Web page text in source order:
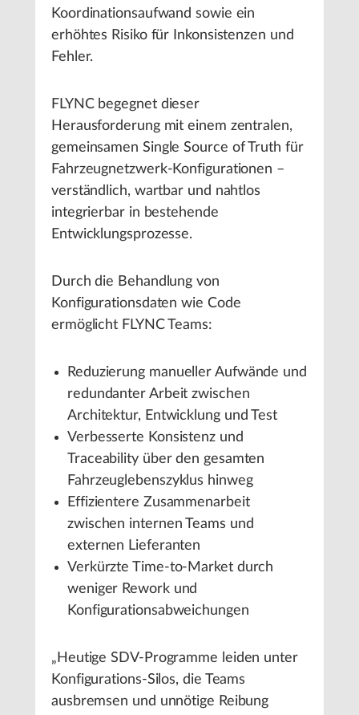
Koordinationsaufwand sowie ein
erhöhtes Risiko für Inkonsistenzen und
Fehler.
FLYNC begegnet dieser
Herausforderung mit einem zentralen,
gemeinsamen Single Source of Truth für
Fahrzeugnetzwerk-Konfigurationen –
verständlich, wartbar und nahtlos
integrierbar in bestehende
Entwicklungsprozesse.
Durch die Behandlung von
Konfigurationsdaten wie Code
ermöglicht FLYNC Teams:
Reduzierung manueller Aufwände und
redundanter Arbeit zwischen
Architektur, Entwicklung und Test
Verbesserte Konsistenz und
Traceability über den gesamten
Fahrzeuglebenszyklus hinweg
Effizientere Zusammenarbeit
zwischen internen Teams und
externen Lieferanten
Verkürzte Time-to-Market durch
weniger Rework und
Konfigurationsabweichungen
„Heutige SDV-Programme leiden unter
Konfigurations-Silos, die Teams
ausbremsen und unnötige Reibung